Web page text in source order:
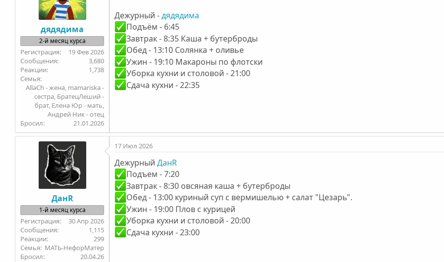
:
дядядима
2-й месяц курса
19 Фев 2026
3,680
1,738
Семья
AllaCh - жена, mamariska -
сестра, БратецЛеший -
брат, Елена Юр - мать,
Андрей Ник - отец
Бросил
21.01.2026
Дежурный -дядядима
Подъём - 6:45
Завтрак - 8:35 Каша + бутерброды
Обед - 13:10 Солянка + оливье
Ужин - 19:10 Макароны по флотски
Уборка кухни и столовой - 21:00
Сдача кухни - 22:35
ДанR
1-й месяц курса
30 Апр 2026
1,115
299
Семья
МАТЬ-НефорМатер
Бросил
20.04.26
17 Июл 2026
ДежурныйДанR
Подъем - 7:20
Завтрак - 8:30 овсяная каша + бутерброды
Обед - 13:00 куриный суп с вермишелью + салат "Цезарь".
Ужин - 19:00 Плов с курицей
Уборка кухни и столовой - 20:00
Сдача кухни - 23:00